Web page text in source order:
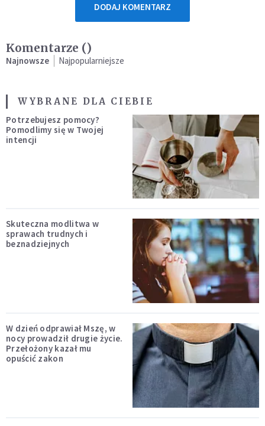
DODAJ KOMENTARZ
Komentarze ()
Najnowsze Najpopularniejsze
WYBRANE DLA CIEBIE
Potrzebujesz pomocy?
Pomodlimy się w Twojej
intencji
Skuteczna modlitwa w
sprawach trudnych i
beznadziejnych
W dzień odprawiał Mszę, w
nocy prowadził drugie życie.
Przełożony kazał mu
opuścić zakon